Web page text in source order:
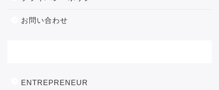
お問い合わせ
ENTREPRENEUR